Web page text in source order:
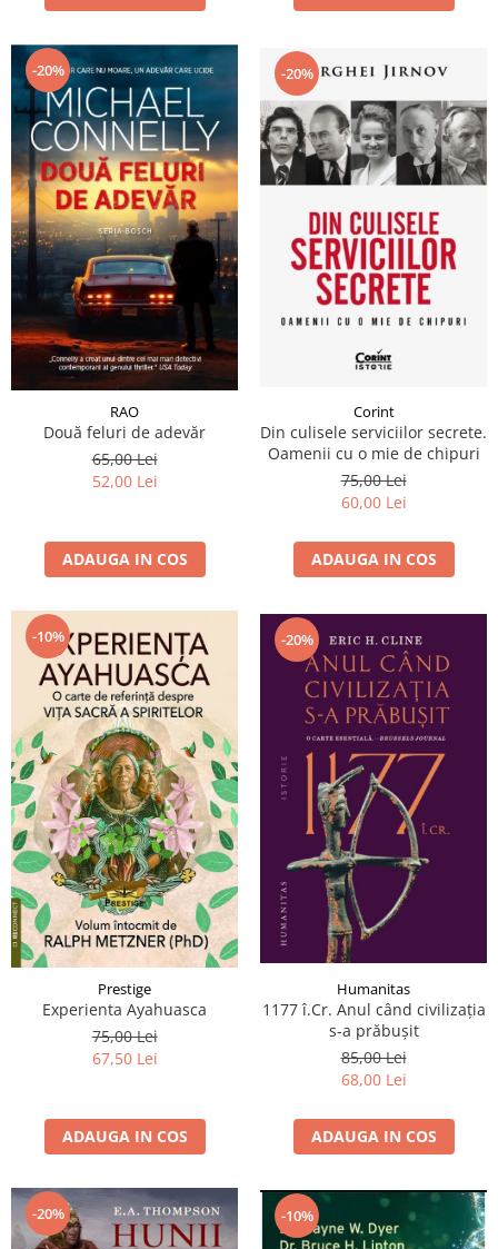
-20%
RAO
Două feluri de adevăr
65,00 Lei
52,00 Lei
ADAUGA IN COS
-20%
Corint
Din culisele serviciilor secrete.
Oamenii cu o mie de chipuri
75,00 Lei
60,00 Lei
ADAUGA IN COS
-10%
Prestige
Experienta Ayahuasca
75,00 Lei
67,50 Lei
ADAUGA IN COS
-20%
Humanitas
1177 î.Cr. Anul când civilizaţia
s-a prăbuşit
85,00 Lei
68,00 Lei
ADAUGA IN COS
-20% -10%